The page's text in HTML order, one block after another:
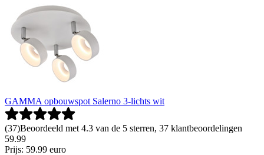
GAMMA opbouwspot Salerno 3-lichts wit
(37)Beoordeeld met 4.3 van de 5 sterren, 37 klantbeoordelingen
59.99
Prijs: 59.99 euro